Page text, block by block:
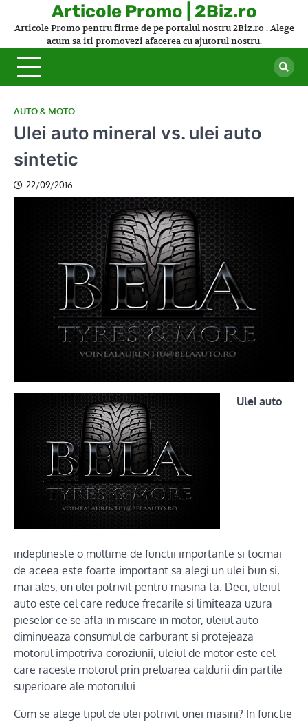
Articole Promo | 2Biz.ro
Articole Promo pentru firme de pe portalul nostru 2Biz.ro . Alege
acum sa iti promovezi afacerea cu ajutorul nostru.
AUTO & MOTO
Ulei auto mineral vs. ulei auto
sintetic
22/09/2016
Ulei auto
indeplineste o multime de functii importante si tocmai
de aceea este foarte important sa alegi un ulei bun si,
mai ales, un ulei potrivit pentru masina ta. Deci, uleiul
auto este cel care reduce frecarile si limiteaza uzura
pieselor ce se afla in miscare in motor, uleiul auto
diminueaza consumul de carburant si protejeaza
motorul impotriva coroziunii, uleiul de motor este cel
care raceste motorul prin preluarea caldurii din partile
superioare ale motorului.
Cum se alege tipul de ulei potrivit unei masini? In functie